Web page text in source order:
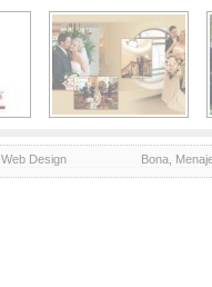
Web Design Bona,